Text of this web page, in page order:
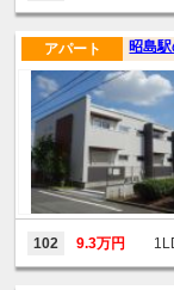
昭島
アパート
102 9.3万円